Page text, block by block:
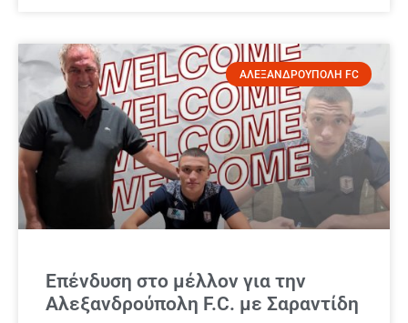
ΑΛΕΞΑΝΔΡΟΥΠΟΛΗ FC
Επένδυση στο μέλλον για την
Αλεξανδρούπολη F.C. με Σαραντίδη